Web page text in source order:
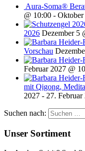
Aura-Soma®
@ 10:00 -
2026 Dezember 5
Vorschau
Februar 2027 @
mit Qigong,
2027 - 27. Februar
Suchen nach:
Unser Sortiment